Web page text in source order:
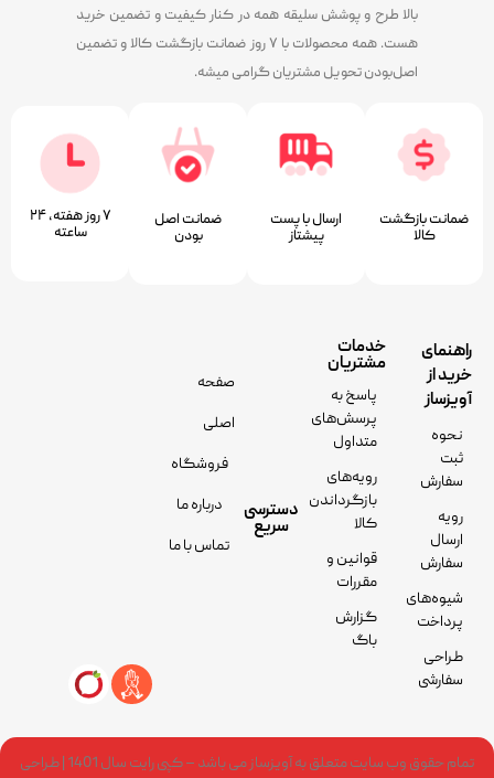
بالا طرح و پوشش سلیقه همه در کنار کیفیت و تضمین خرید
هست. همه محصولات با ۷ روز ضمانت بازگشت کالا و تضمین
اصل‌بودن تحویل مشتریان گرامی میشه.
ضمانت بازگشت
کالا
ارسال با پست
پیشتاز
ﺿﻤﺎﻧﺖ اﺻﻞ
ﺑﻮدن
۷ روز ﻫﻔﺘﻪ، ۲۴
ﺳﺎﻋﺘﻪ
راهنمای
خرید از
آویزساز
نحوه
ثبت
سفارش
رویه
ارسال
سفارش
شیوه‌های
پرداخت
طراحی
سفارشی
خدمات
مشتریان
پاسخ به
پرسش‌های
متداول
رویه‌های
بازگرداندن
کالا
قوانین و
مقررات
گزارش
باگ
دسترسی
سریع
صفحه
اصلی
فروشگاه
درباره ما
تماس با ما
تمام حقوق وب سایت متعلق به آویزساز می باشد – کپی رایت سال 1401 | طراحی